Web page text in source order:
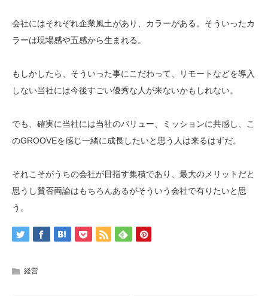
会社にはそれぞれ企業風土があり、カラーがある。そういったカ
ラーは現場感や五感から生まれる。
もしかしたら、そういった事にこだわって、リモートなどを導入
しない当社には今後すごい優秀な人が来ないかもしれない。
でも、確実に当社には当社のバリュー、ミッションに共感し、こ
のGROOVEを感じ一緒に成長したいと思う人は来るはずだ。
それこそがうちの会社が目指す集積であり、最大のメリットだと
思うし賛否両論はもちろんあるがそういう会社で有りたいと思
う。
経営